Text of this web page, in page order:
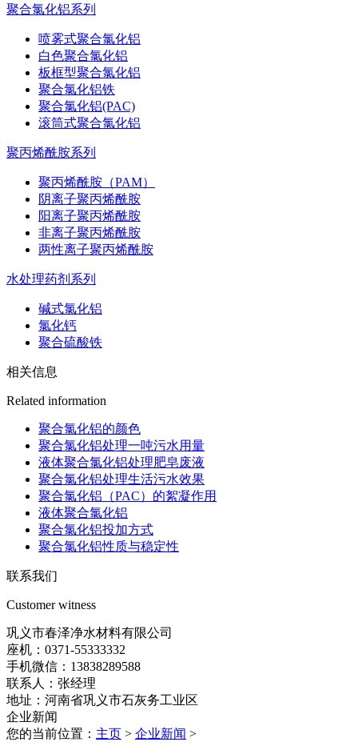
聚合氯化铝系列
喷雾式聚合氯化铝
白色聚合氯化铝
板框型聚合氯化铝
聚合氯化铝铁
聚合氯化铝(PAC)
滚筒式聚合氯化铝
聚丙烯酰胺系列
聚丙烯酰胺（PAM）
阴离子聚丙烯酰胺
阳离子聚丙烯酰胺
非离子聚丙烯酰胺
两性离子聚丙烯酰胺
水处理药剂系列
碱式氯化铝
氯化钙
聚合硫酸铁
相关信息
Related information
聚合氯化铝的颜色
聚合氯化铝处理一吨污水用量
液体聚合氯化铝处理肥皂废液
聚合氯化铝处理生活污水效果
聚合氯化铝（PAC）的絮凝作用
液体聚合氯化铝
聚合氯化铝投加方式
聚合氯化铝性质与稳定性
联系我们
Customer witness
巩义市春泽净水材料有限公司
座机：0371-55333332
手机微信：13838289588
联系人：张经理
地址：河南省巩义市石灰务工业区
企业新闻
您的当前位置： 主页 > 企业新闻 >